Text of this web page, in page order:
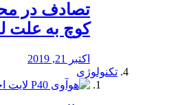
تصادف در
کوچ به علت
اکتبر 21, 2019
تکنولوژی